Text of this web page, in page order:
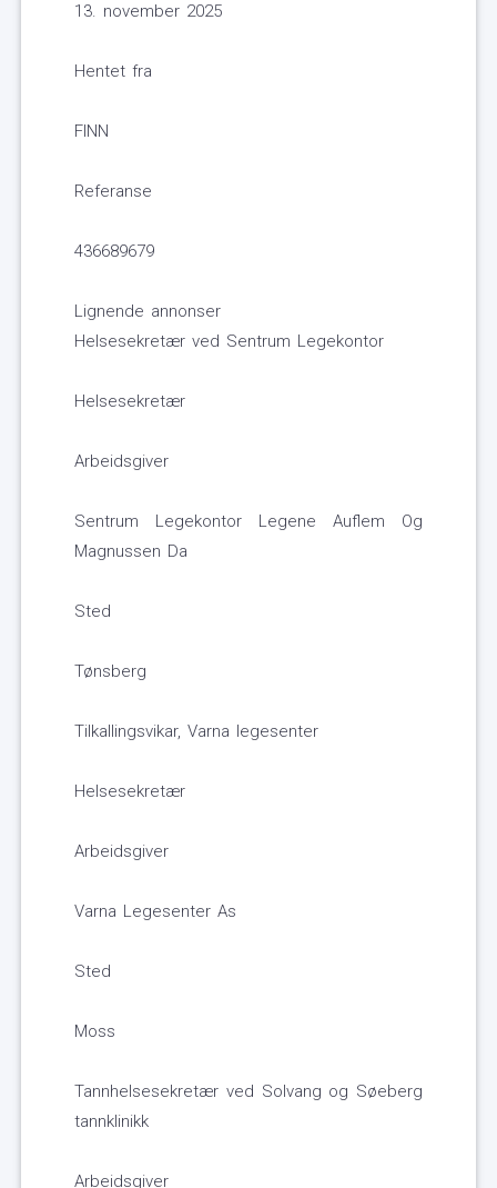
13. november 2025
Hentet fra
FINN
Referanse
436689679
Lignende annonser
Helsesekretær ved Sentrum Legekontor
Helsesekretær
Arbeidsgiver
Sentrum Legekontor Legene Auflem Og
Magnussen Da
Sted
Tønsberg
Tilkallingsvikar, Varna legesenter
Helsesekretær
Arbeidsgiver
Varna Legesenter As
Sted
Moss
Tannhelsesekretær ved Solvang og Søeberg
tannklinikk
Arbeidsgiver